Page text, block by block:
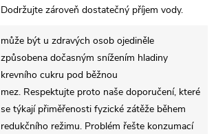
Dodržujte zároveň dostatečný příjem vody.
může být u zdravých osob ojediněle
způsobena dočasným snížením hladiny
krevního cukru pod běžnou
mez. Respektujte proto naše doporučení, které
se týkají přiměřenosti fyzické zátěže během
redukčního režimu. Problém řešte konzumací